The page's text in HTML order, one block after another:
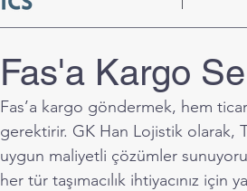
Fas'a Kargo
Fas’a kargo göndermek, hem
gerektirir. GK Han Lojistik olarak,
uygun maliyetli çözümler
her tür taşımacılık ihtiyacınız için